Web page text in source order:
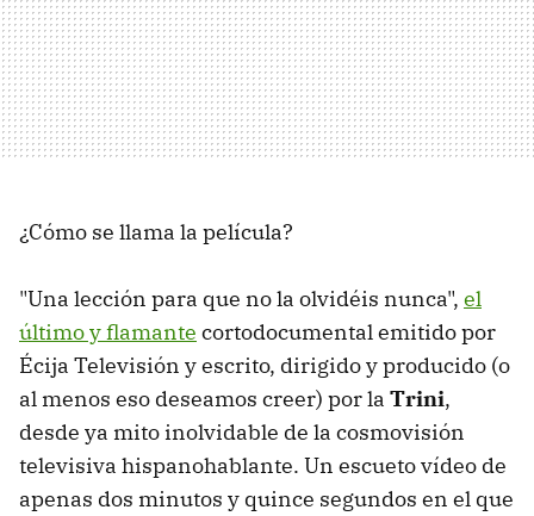
¿Cómo se llama la película?
"Una lección para que no la olvidéis nunca", el
último y flamante cortodocumental emitido por
Écija Televisión y escrito, dirigido y producido (o
al menos eso deseamos creer) por la Trini,
desde ya mito inolvidable de la cosmovisión
televisiva hispanohablante. Un escueto vídeo de
apenas dos minutos y quince segundos en el que